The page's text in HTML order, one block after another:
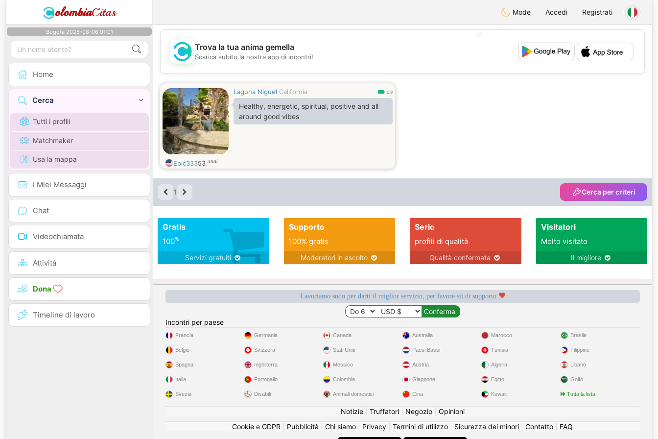
olombiaCitas Mode Accedi Registrati
Bogota 2026-08-06 01:01
Home
Cerca
Tutti i profili
Matchmaker
Usa la mappa
I Miei Messaggi
Chat
Videochiamata
Attività
Dona
Timeline di lavoro
💖
💕
Trova la tua anima gemella
Scarica subito la nostra app di incontri!
Laguna Niguel California 0.9
Healthy, energetic, spiritual, positive and all
around good vibes
Epic33353 anni
1 Cerca per criteri
Gratis
100%
Servizi gratuiti
Supporto
100% gratis
Moderatori in ascolto
Serio
profili di qualità
Qualità confermata
Visitatori
Molto visitato
Il migliore
Lavoriamo sodo per darti il miglior servizio, per favore sii di supporto
Incontri per paese
Francia
Belgio
Spagna
Italia
Svezia
Germania
Svizzera
Inghilterra
Portogallo
Disabili
Canada
Stati Uniti
Messico
Colombia
Animali domestici
Australia
Paesi Bassi
Austria
Giappone
Cina
Marocco
Tunisia
Algeria
Egitto
Kuwait
Brasile
Filippine
Libano
Golfo
Tutta la lista
Notizie| Truffatori| Negozio| Opinioni
Cookie e GDPR
Pubblicità Chi siamo Privacy Termini di utilizzo Sicurezza dei minori Contatto FAQ